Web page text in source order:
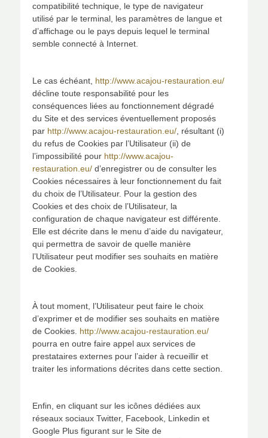
compatibilité technique, le type de navigateur
utilisé par le terminal, les paramètres de langue et
d’affichage ou le pays depuis lequel le terminal
semble connecté à Internet.
Le cas échéant, http://www.acajou-restauration.eu/
décline toute responsabilité pour les
conséquences liées au fonctionnement dégradé
du Site et des services éventuellement proposés
par http://www.acajou-restauration.eu/ , résultant (i)
du refus de Cookies par l’Utilisateur (ii) de
l’impossibilité pour http://www.acajou-
restauration.eu/ d’enregistrer ou de consulter les
Cookies nécessaires à leur fonctionnement du fait
du choix de l’Utilisateur. Pour la gestion des
Cookies et des choix de l’Utilisateur, la
configuration de chaque navigateur est différente.
Elle est décrite dans le menu d’aide du navigateur,
qui permettra de savoir de quelle manière
l’Utilisateur peut modifier ses souhaits en matière
de Cookies.
À tout moment, l’Utilisateur peut faire le choix
d’exprimer et de modifier ses souhaits en matière
de Cookies. http://www.acajou-restauration.eu/
pourra en outre faire appel aux services de
prestataires externes pour l’aider à recueillir et
traiter les informations décrites dans cette section.
Enfin, en cliquant sur les icônes dédiées aux
réseaux sociaux Twitter, Facebook, Linkedin et
Google Plus figurant sur le Site de